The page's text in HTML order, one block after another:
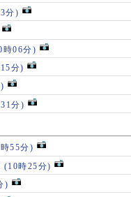
分)
時06分)
分)
分)
55分)
(10時25分)
)